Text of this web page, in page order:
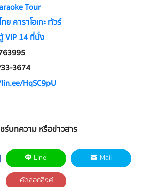
Tour
ย คาราโอเกะ ทัวร์
VIP 14 ที่นั่ง
3674
HqSC9pU
ร์บทความ หรือข่าวสาร
Line Mail
คัดลอกลิงค์